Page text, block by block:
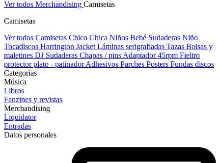
Ver todos Merchandising Camisetas
Camisetas
Ver todos Camisetas Chico Chica Niños Bebé Sudaderas Niño
Tocadiscos Harrington Jacket Láminas serigrafiadas Tazas Bolsas y
maletines DJ Sudaderas Chapas / pins Adaptador 45rpm Fieltro
protector plato - patinadorAdhesivos Parches Posters Fundas discos
Categorías
Música
Libros
Fanzines y revistas
Merchandising
Liquidator
Entradas
Datos personales